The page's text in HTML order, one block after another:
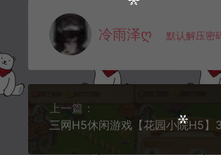
冷雨泽ღ 默认解压密
上一篇：